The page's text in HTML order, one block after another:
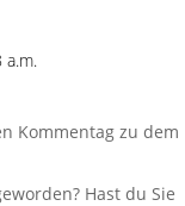
a.m.
Kommentag zu dem
Hast du Sie